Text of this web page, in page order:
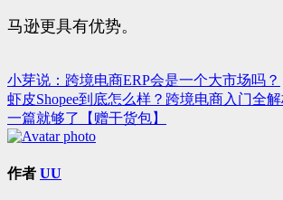
马逊更具有优势。
文
章
导
航
小芽说：跨境电商ERP会是一个大市场吗？
虾皮Shopee到底怎么样？跨境电商入门全
一篇就够了【赠干货包】
作者 UU